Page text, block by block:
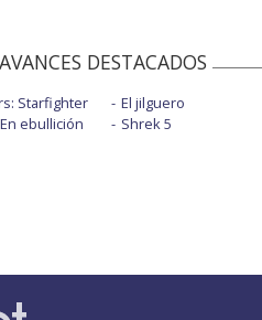
AVANCES DESTACADOS
Starfighter
ebullición
El jilguero
Shrek 5